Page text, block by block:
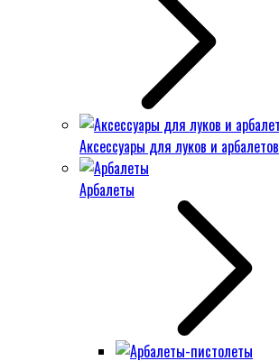
Аксессуары для луков и арбалетов
Арбалеты